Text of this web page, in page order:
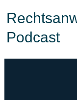
Podcast